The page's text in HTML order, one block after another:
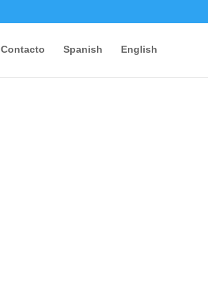
Contacto Spanish English